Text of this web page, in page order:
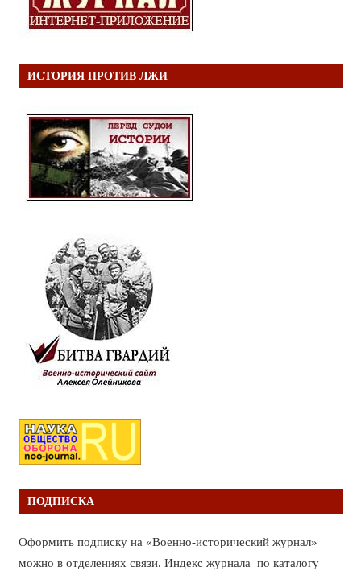
ИСТОРИЯ ПРОТИВ ЛЖИ
ПОДПИСКА
Оформить подписку на «Военно-исторический журнал»
можно в отделениях связи. Индекс журнала по каталогу